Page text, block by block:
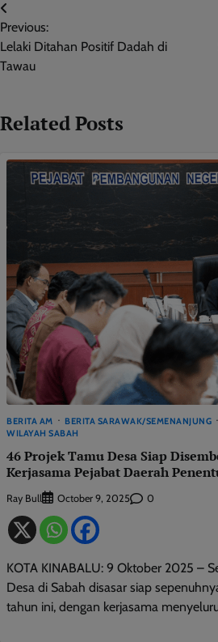
Post
navigation
Previous:
Lelaki Ditahan Positif Dadah di
Tawau
Related Posts
BERITA AM BERITA SARAWAK/SEMENANJUNG
WILAYAH SABAH
46 Projek Tamu Desa Siap
Kerjasama Pejabat Daerah
Ray Bull October 9, 2025 0
KOTA KINABALU: 9 Oktober 2025 –
Desa di Sabah disasar siap
tahun ini, dengan kerjasama